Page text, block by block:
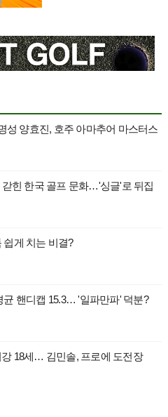
성 양효진, 호주 아마추어 마스터스
갇힌 한국 골프 문화…'싱글'로 뒤집
쉽게 치는 비결?
균 핸디캡 15.3… '일파만파' 덕분?
18세… 김민솔, 프로에 도전장